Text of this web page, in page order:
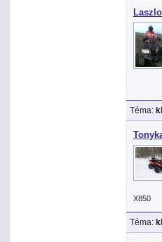
Laszlo
Téma:
X850
Téma: